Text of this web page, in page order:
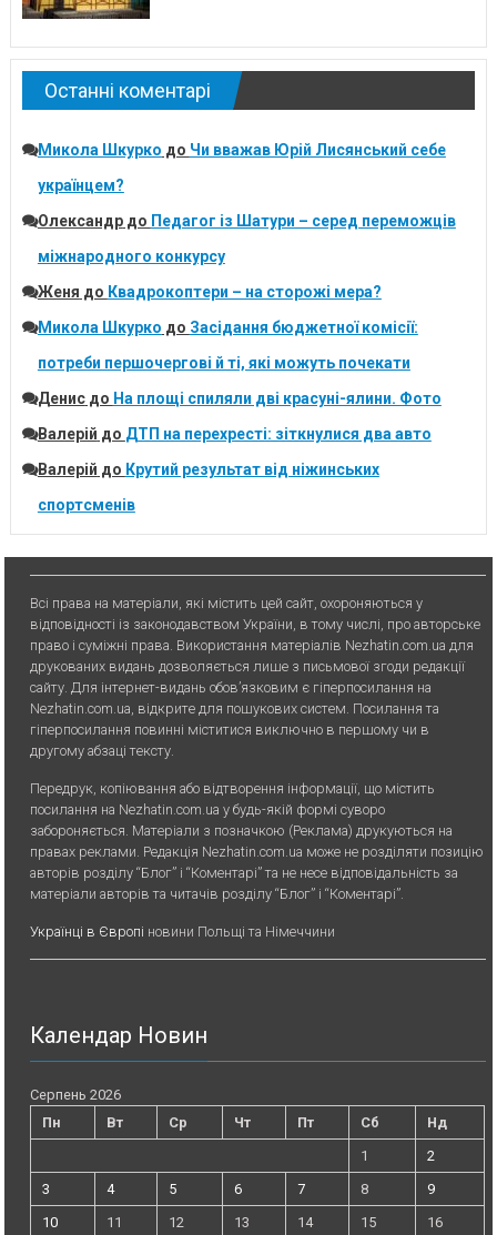
Останні коментарі
Микола Шкурко до Чи вважав Юрій Лисянський себе
українцем?
Олександрдо Педагог із Шатури – серед переможців
міжнародного конкурсу
Женя до Квадрокоптери – на сторожі мера?
Микола Шкурко до Засідання бюджетної комісії:
потреби першочергові й ті, які можуть почекати
Денисдо На площі спиляли дві красуні-ялини. Фото
Валерій до ДТП на перехресті: зіткнулися два авто
Валерій до Крутий результат від ніжинських
спортсменів
Всі права на матеріали, які містить цей сайт, охороняються у
відповідності із законодавством України, в тому числі, про авторське
право і суміжні права. Використання матерiалiв Nezhatin.com.ua для
друкованих видань дозволяється лише з письмової згоди редакції
сайту. Для iнтернет-видань обов’язковим є гiперпосилання на
Nezhatin.com.ua, відкрите для пошукових систем. Посилання та
гіперпосилання повинні міститися виключно в першому чи в
другому абзаці тексту.
Передрук, копiювання або вiдтворення iнформацiї, що мiстить
посилання на Nezhatin.com.ua у будь-якiй формi суворо
забороняється. Матеріали з позначкою (Реклама) друкуються на
правах реклами. Редакція Nezhatin.com.ua може не розділяти позицію
авторів розділу “Блог” і “Коментарі” та не несе відповідальність за
матеріали авторів та читачів розділу “Блог” і “Коментарі”.
Українці в Європі новини Польщі та Німеччини
Календар Новин
Серпень 2026
Пн
Вт Ср Чт Пт Сб
Нд
1
2
3
4 5 6 7 8
9
10
11 12 13 14 15 16